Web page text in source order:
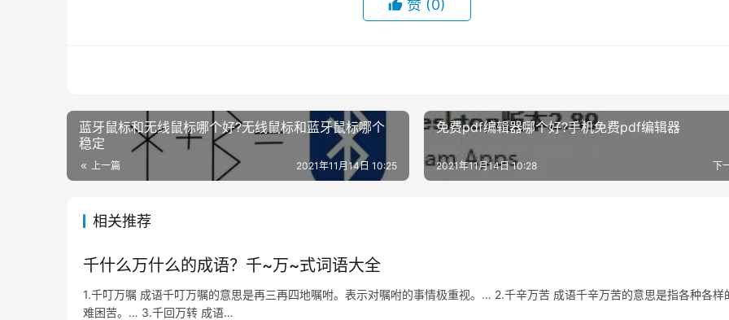
赞 (0)
蓝牙鼠标和无线鼠标哪个好?无线鼠标和蓝牙鼠标哪个
稳定
上一篇 2021年11月14日 10:25
免费pdf编辑器哪个好?手机免费pdf编辑器
下
2021年11月14日 10:28
相关推荐
千什么万什么的成语？千~万~式词语大全
1.千叮万嘱 成语千叮万嘱的意思是再三再四地嘱咐。表示对嘱咐的事情极重视。… 2.千辛万苦 成语千辛万苦的意思是指各种各样
难困苦。… 3.千回万转 成语…